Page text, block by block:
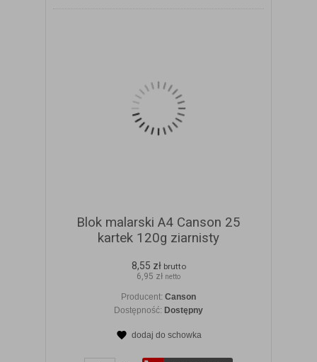
Blok malarski A4 Canson 25
kartek 120g ziarnisty
8,55 zł brutto
6,95 zł netto
Producent: Canson
Dostępność: Dostępny
dodaj do schowka